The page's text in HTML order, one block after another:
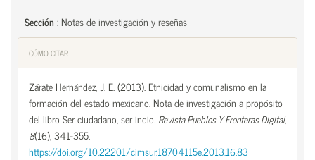
Sección :Notas de investigación y reseñas
CÓMO CITAR
Zárate Hernández, J. E. (2013). Etnicidad y comunalismo en la
formación del estado mexicano. Nota de investigación a propósito
del libro Ser ciudadano, ser indio. Revista Pueblos Y Fronteras Digital,
8(16), 341-355.
https://doi.org/10.22201/cimsur.18704115e.2013.16.83